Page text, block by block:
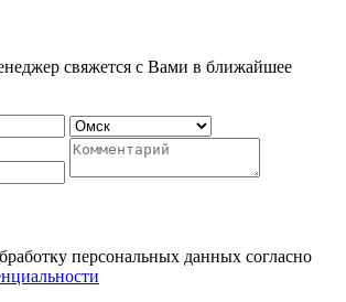
свяжется с Вами в ближайшее
персональных данных согласно